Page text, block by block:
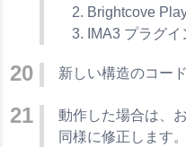
Brightcove
IMA3 プラグ
新しい構造のコー
動作した場合は、
同様に修正します。